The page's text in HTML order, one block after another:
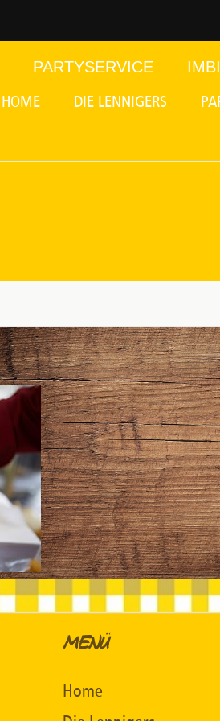
HOME DIE LENNIGERS
PARTYSERVICE
MENÜ
Home